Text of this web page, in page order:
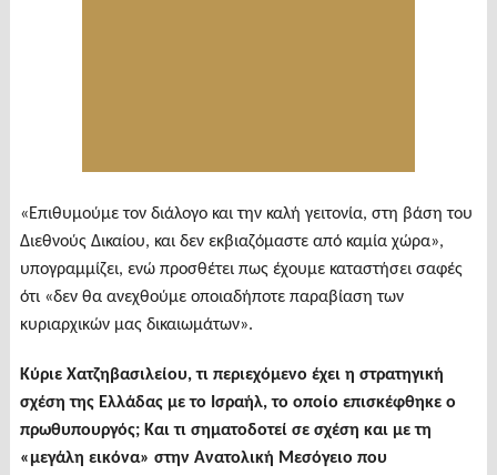
«Επιθυμούμε τον διάλογο και την καλή γειτονία, στη βάση του
Διεθνούς Δικαίου, και δεν εκβιαζόμαστε από καμία χώρα»,
υπογραμμίζει, ενώ προσθέτει πως έχουμε καταστήσει σαφές
ότι «δεν θα ανεχθούμε οποιαδήποτε παραβίαση των
κυριαρχικών μας δικαιωμάτων».
Κύριε Χατζηβασιλείου, τι περιεχόμενο έχει η στρατηγική
σχέση της Ελλάδας με το Ισραήλ, το οποίο επισκέφθηκε ο
πρωθυπουργός; Και τι σηματοδοτεί σε σχέση και με τη
«μεγάλη εικόνα» στην Ανατολική Μεσόγειο που